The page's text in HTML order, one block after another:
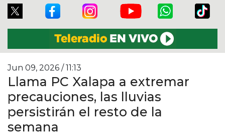
Jun 09, 2026 / 11:13
Llama PC Xalapa a extremar
precauciones, las lluvias
persistirán el resto de la
semana